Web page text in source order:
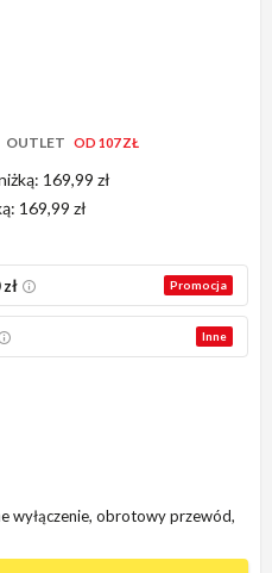
169,99 zł
169,99 zł
OUTLET OD 107 ZŁ
Promocja
Inne
wyłączenie, obrotowy przewód,